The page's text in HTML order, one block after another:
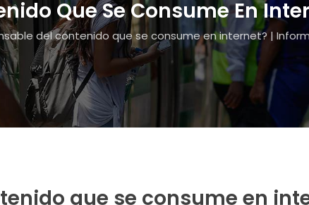
Que Se Consume En
del contenido que se consume en internet? |
que se consume en